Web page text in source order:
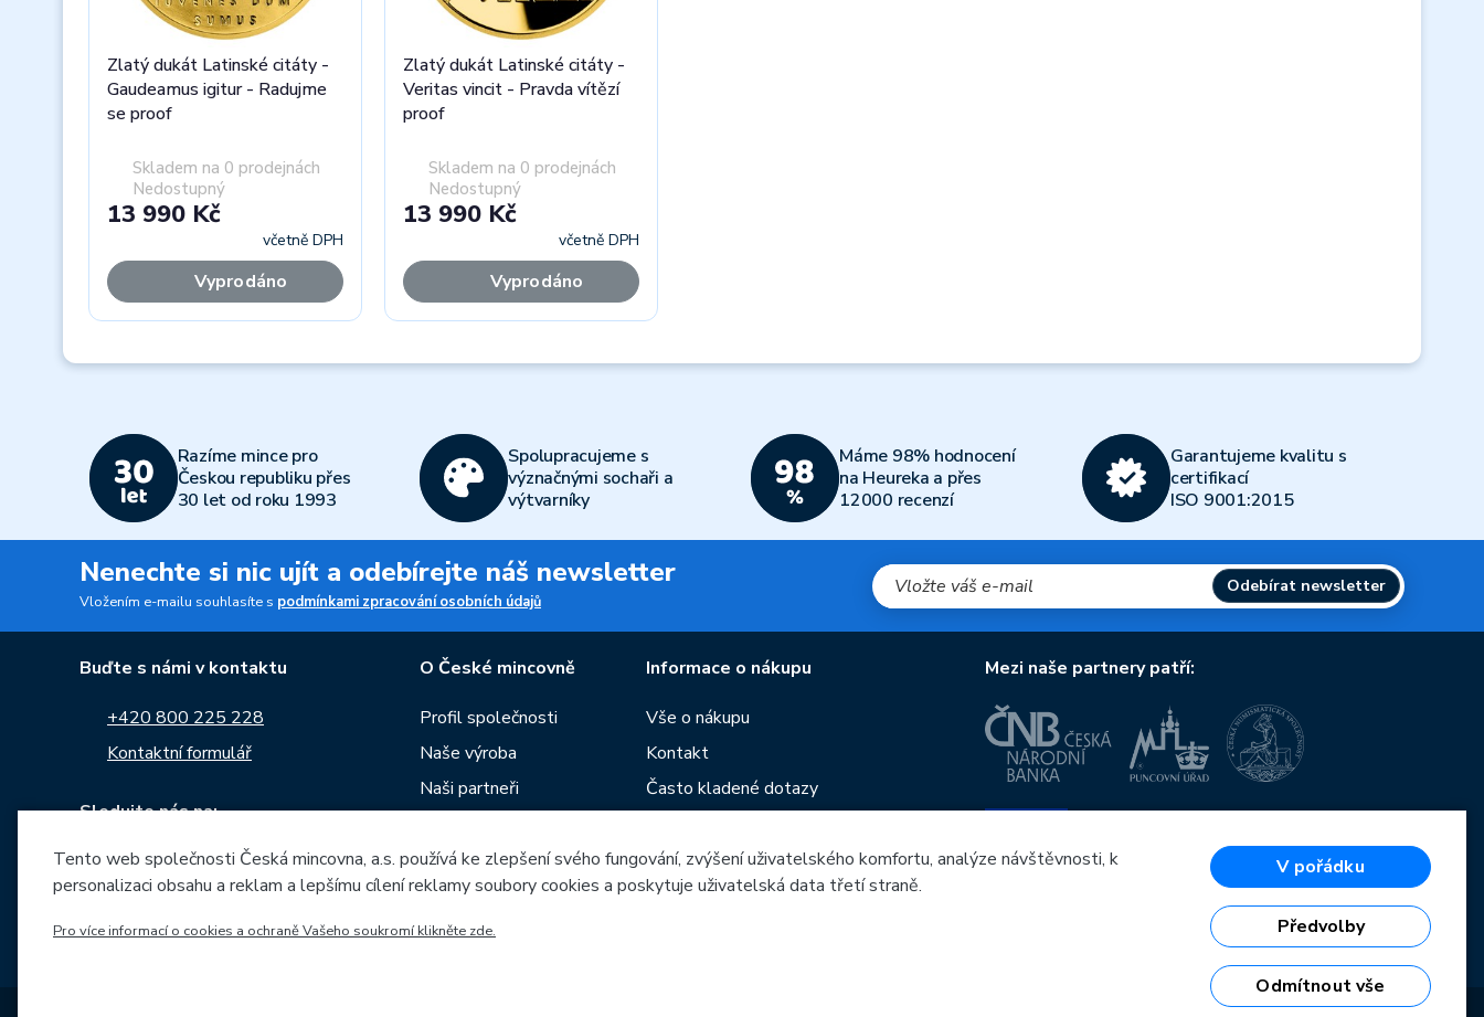
Zlatý dukát Latinské citáty -
Gaudeamus igitur - Radujme
se proof
Skladem na 0 prodejnách
Nedostupný
13 990 Kč
včetně DPH
Vyprodáno
Zlatý dukát Latinské citáty -
Veritas vincit - Pravda vítězí
proof
Skladem na 0 prodejnách
Nedostupný
13 990 Kč
včetně DPH
Vyprodáno
Razíme mince pro
Českou republiku přes
30 let od roku 1993
Spolupracujeme s
význačnými sochaři a
výtvarníky
Máme 98% hodnocení
na Heureka a přes
12000 recenzí
Garantujeme kvalitu s
certifikací
ISO 9001:2015
Nenechte si nic ujít a odebírejte náš newsletter
Vložením e-mailu souhlasíte s podmínkami zpracování osobních údajů
Odebírat newsletter
Buďte s námi v kontaktu
+420 800 225 228
Kontaktní formulář
Sledujte nás na:
O České mincovně
Profil společnosti
Naše výroba
Naši partneři
Zprávy
Ke stažení
Archiv ražeb
Informace o nákupu
Vše o nákupu
Kontakt
Často kladené dotazy
Prodejny České mincovny
Rádce
Mezi naše partnery patří:
OP Podnikání a inovace pro konkurenceschopnost
Evropský fond pro regionální rozvoj
Investice do vaší budoucnosti
Tento web společnosti Česká mincovna, a.s. používá ke zlepšení svého fungování, zvýšení uživatelského komfortu, analýze návštěvnosti, k
personalizaci obsahu a reklam a lepšímu cílení reklamy soubory cookies a poskytuje uživatelská data třetí straně.
Pro více informací o cookies a ochraně Vašeho soukromí klikněte zde.
V pořádku
Předvolby
Odmítnout vše